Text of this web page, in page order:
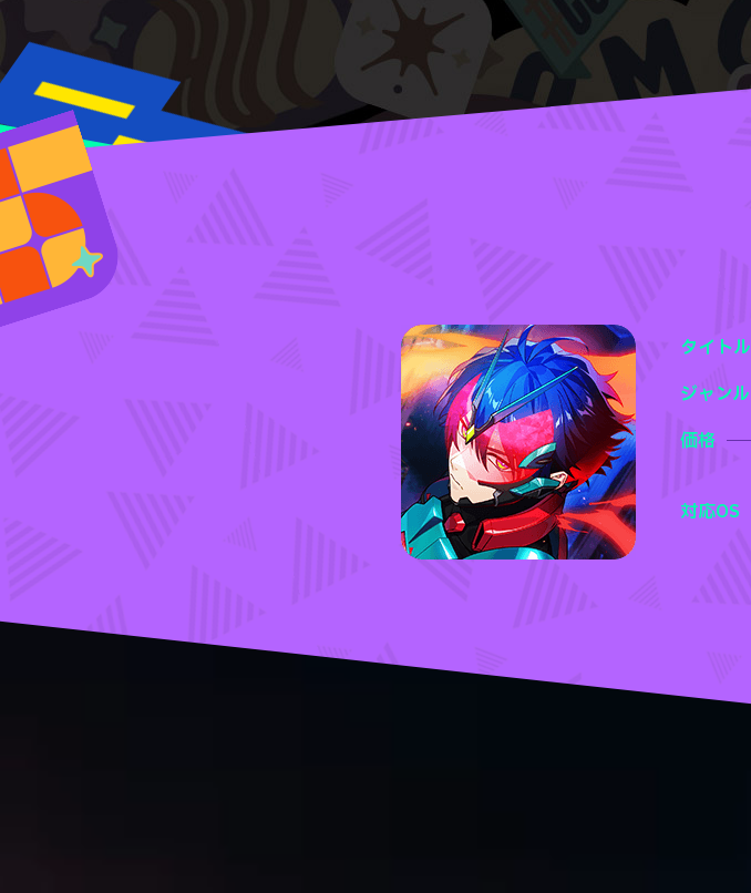
タイトル
ジャンル
価格
対応OS